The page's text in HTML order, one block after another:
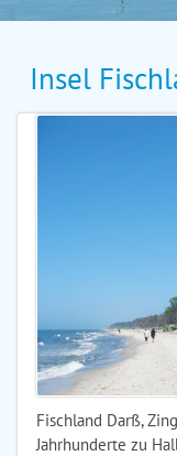
Insel
Fischland Darß,
Jahrhunderte zu